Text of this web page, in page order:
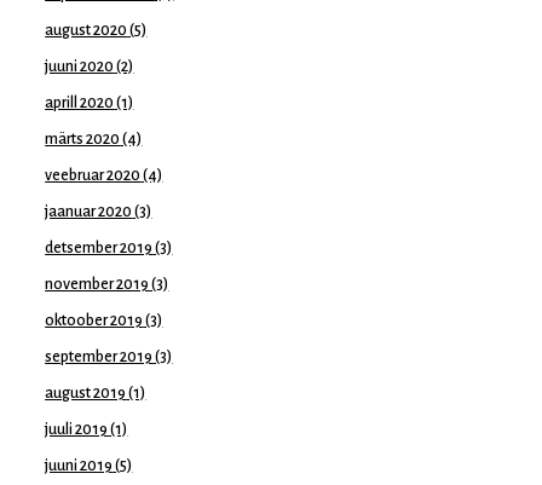
august 2020 (5)
juuni 2020 (2)
aprill 2020 (1)
märts 2020 (4)
veebruar 2020 (4)
jaanuar 2020 (3)
detsember 2019 (3)
november 2019 (3)
oktoober 2019 (3)
september 2019 (3)
august 2019 (1)
juuli 2019 (1)
juuni 2019 (5)